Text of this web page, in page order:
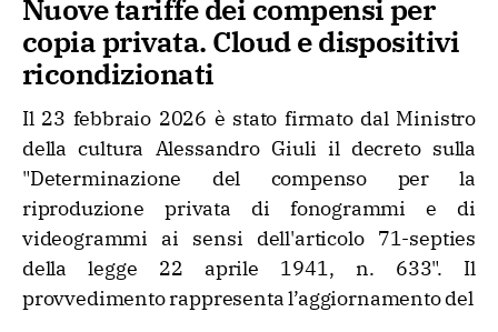
Nuove tariffe dei compensi per
copia privata. Cloud e dispositivi
ricondizionati
Il 23 febbraio 2026 è stato firmato dal Ministro
della cultura Alessandro Giuli il decreto sulla
"Determinazione del compenso per la
riproduzione privata di fonogrammi e di
videogrammi ai sensi dell'articolo 71-septies
della legge 22 aprile 1941, n. 633". Il
provvedimento rappresenta l’aggiornamento del